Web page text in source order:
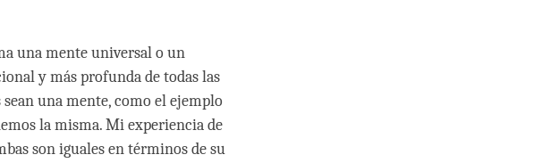
una mente universal o un
y más profunda de todas las
una mente, como el ejemplo
la misma. Mi experiencia de
son iguales en términos de su